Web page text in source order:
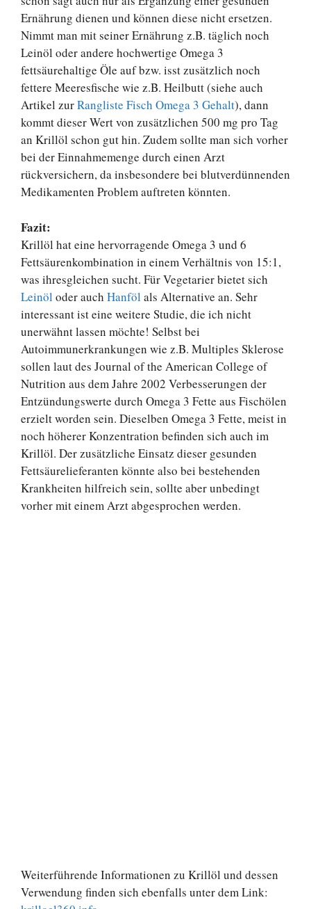
Ernährung dienen und können diese nicht ersetzen.
Nimmt man mit seiner Ernährung z.B. täglich noch
Leinöl oder andere hochwertige Omega 3
fettsäurehaltige Öle auf bzw. isst zusätzlich noch
fettere Meeresfische wie z.B. Heilbutt (siehe auch
Artikel zurRangliste Fisch Omega 3 Gehalt), dann
kommt dieser Wert von zusätzlichen 500 mg pro Tag
an Krillöl schon gut hin. Zudem sollte man sich vorher
bei der Einnahmemenge durch einen Arzt
rückversichern, da insbesondere bei blutverdünnenden
Medikamenten Problem auftreten könnten.
Fazit:
Krillöl hat eine hervorragende Omega 3 und 6
Fettsäurenkombination in einem Verhältnis von 15:1,
was ihresgleichen sucht. Für Vegetarier bietet sich
Leinöl oder auch Hanföl als Alternative an. Sehr
interessant ist eine weitere Studie, die ich nicht
unerwähnt lassen möchte! Selbst bei
Autoimmunerkrankungen wie z.B. Multiples Sklerose
sollen laut des Journal of the American College of
Nutrition aus dem Jahre 2002 Verbesserungen der
Entzündungswerte durch Omega 3 Fette aus Fischölen
erzielt worden sein. Dieselben Omega 3 Fette, meist in
noch höherer Konzentration befinden sich auch im
Krillöl. Der zusätzliche Einsatz dieser gesunden
Fettsäurelieferanten könnte also bei bestehenden
Krankheiten hilfreich sein, sollte aber unbedingt
vorher mit einem Arzt abgesprochen werden.
Weiterführende Informationen zu Krillöl und dessen
Verwendung finden sich ebenfalls unter dem Link: